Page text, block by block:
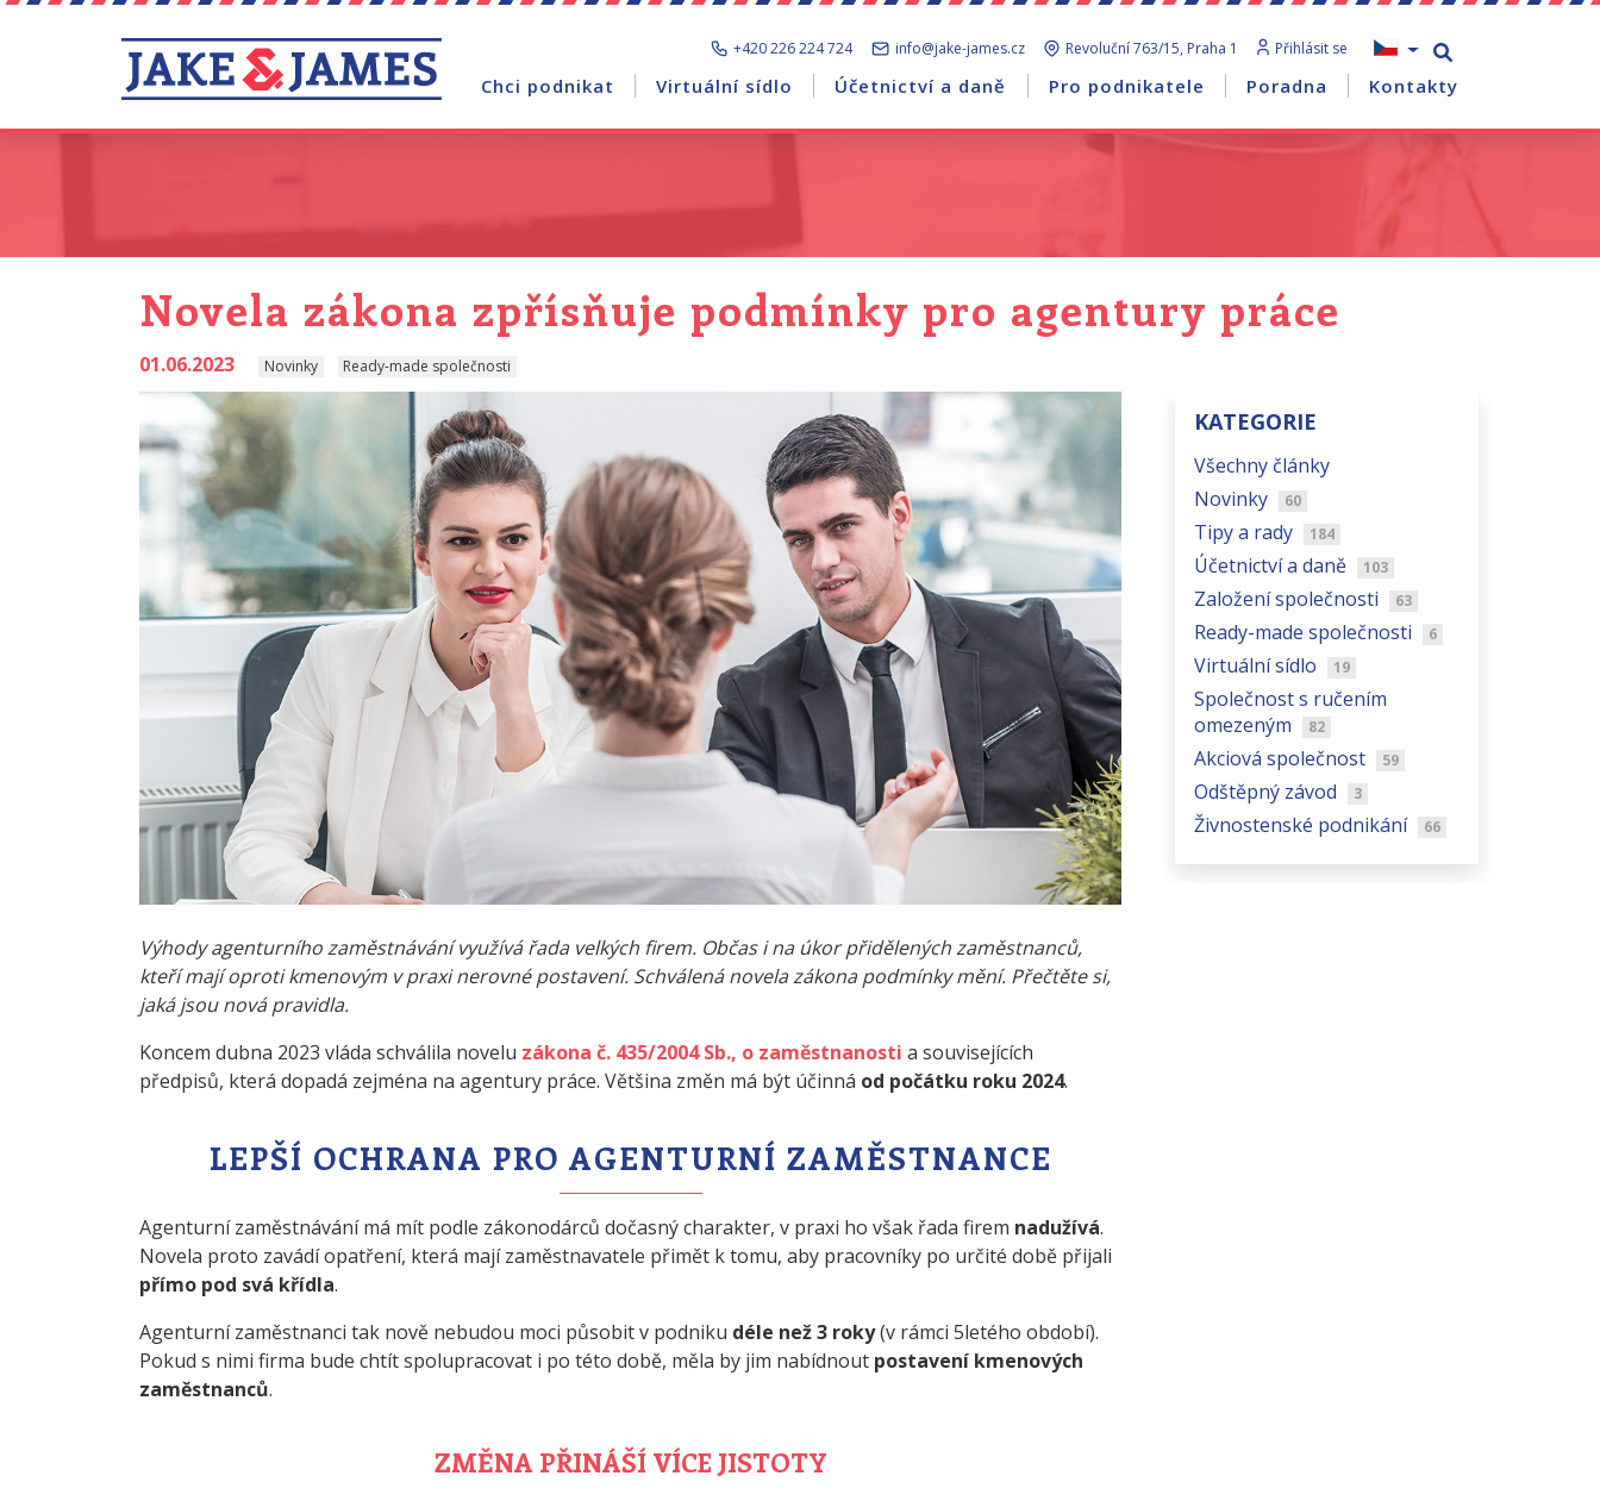
+420 226 224 724 info@jake-james.cz Revoluční 763/15, Praha 1 Přihlásit se
Chci podnikat Virtuální sídlo Účetnictví a daně Pro podnikatele Poradna Kontakty
Novela zákona zpřísňuje podmínky pro agentury práce
01.06.2023 Novinky Ready-made společnosti
Výhody agenturního zaměstnávání využívá řada velkých firem. Občas i na úkor přidělených zaměstnanců,
kteří mají oproti kmenovým v praxi nerovné postavení. Schválená novela zákona podmínky mění. Přečtěte si,
jaká jsou nová pravidla.
Koncem dubna 2023 vláda schválila novelu zákona č. 435/2004 Sb., o zaměstnanosti a souvisejících
předpisů, která dopadá zejména na agentury práce. Většina změn má být účinná od počátku roku 2024.
LEPŠÍ OCHRANA PRO AGENTURNÍ ZAMĚSTNANCE
Agenturní zaměstnávání má mít podle zákonodárců dočasný charakter, v praxi ho však řada firem nadužívá.
Novela proto zavádí opatření, která mají zaměstnavatele přimět k tomu, aby pracovníky po určité době přijali
přímo pod svá křídla.
Agenturní zaměstnanci tak nově nebudou moci působit v podniku déle než 3 roky(v rámci 5letého období).
Pokud s nimi firma bude chtít spolupracovat i po této době, měla by jim nabídnout postavení kmenových
zaměstnanců.
ZMĚNA PŘINÁŠÍ VÍCE JISTOTY
KATEGORIE
Všechny články
Novinky
60
Tipy a rady 184
Účetnictví a daně 103
Založení společnosti 63
Ready-made společnosti 6
Virtuální sídlo 19
Společnost s ručením
omezeným
82
Akciová společnost 59
Odštěpný závod 3
Živnostenské podnikání 66